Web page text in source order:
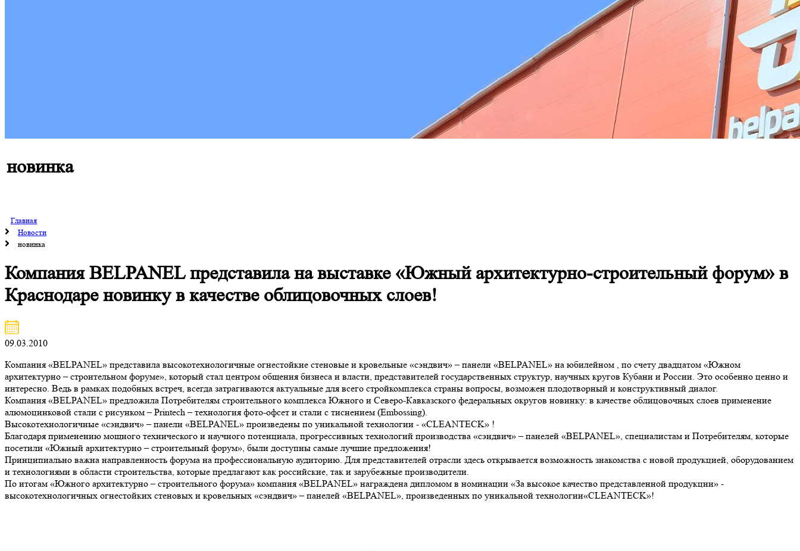
новинка
Главная
Новости
новинка
Компания BELPANEL представила на выставке «Южный архитектурно-строительный форум» в
Краснодаре новинку в качестве облицовочных слоев!
09.03.2010
Компания «BELPANEL» представила высокотехнологичные огнестойкие стеновые и кровельные «сэндвич» – панели «BELPANEL» на юбилейном , по счету двадцатом «Южном
архитектурно – строительном форуме», который стал центром общения бизнеса и власти, представителей государственных структур, научных кругов Кубани и России. Это особенно ценно и
интересно. Ведь в рамках подобных встреч, всегда затрагиваются актуальные для всего стройкомплекса страны вопросы, возможен плодотворный и конструктивный диалог.
Компания «BELPANEL» предложила Потребителям строительного комплекса Южного и Северо-Кавказского федеральных округов новинку: в качестве облицовочных слоев применение
алюмоцинковой стали с рисунком – Printech – технология фото-офсет и стали с тиснением (Embossing).
Высокотехнологичные «сэндвич» – панели «BELPANEL» произведены по уникальной технологии - «CLEANTECK» !
Благодаря применению мощного технического и научного потенциала, прогрессивных технологий производства «сэндвич» – панелей «BELPANEL», специалистам и Потребителям, которые
посетили «Южный архитектурно – строительный форум», были доступны самые лучшие предложения!
Принципиально важна направленность форума на профессиональную аудиторию. Для представителей отрасли здесь открывается возможность знакомства с новой продукцией, оборудованием
и технологиями в области строительства, которые предлагают как российские, так и зарубежные производители.
По итогам «Южного архитектурно – строительного форума» компания «BELPANEL» награждена дипломом в номинации «За высокое качество представленной продукции» -
высокотехнологичных огнестойких стеновых и кровельных «сэндвич» – панелей «BELPANEL», произведенных по уникальной технологии«CLEANTECK»!